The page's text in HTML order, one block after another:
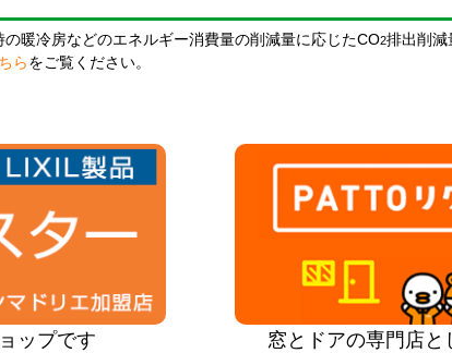
暖冷房などのエネルギー消費量の削減量に応じたCO2排出削減
ら をご覧ください。
ップです 窓とドアの専門店